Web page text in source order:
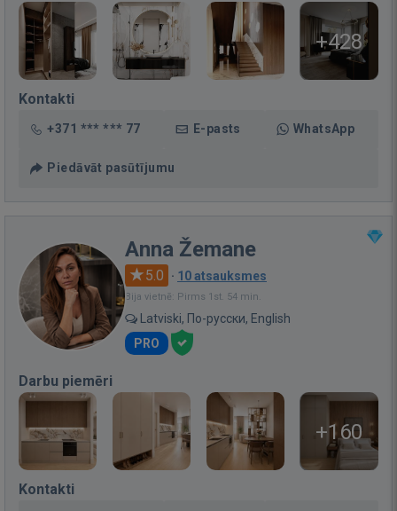
+428
Kontakti
+371 *** *** 77 E-pasts WhatsApp
Piedāvāt pasūtījumu
Anna Žemane
5.0 · 10 atsauksmes
Bija vietnē: Pirms 1st. 54 min.
Latviski, По-русски, English
PRO
Darbu piemēri
+160
Kontakti